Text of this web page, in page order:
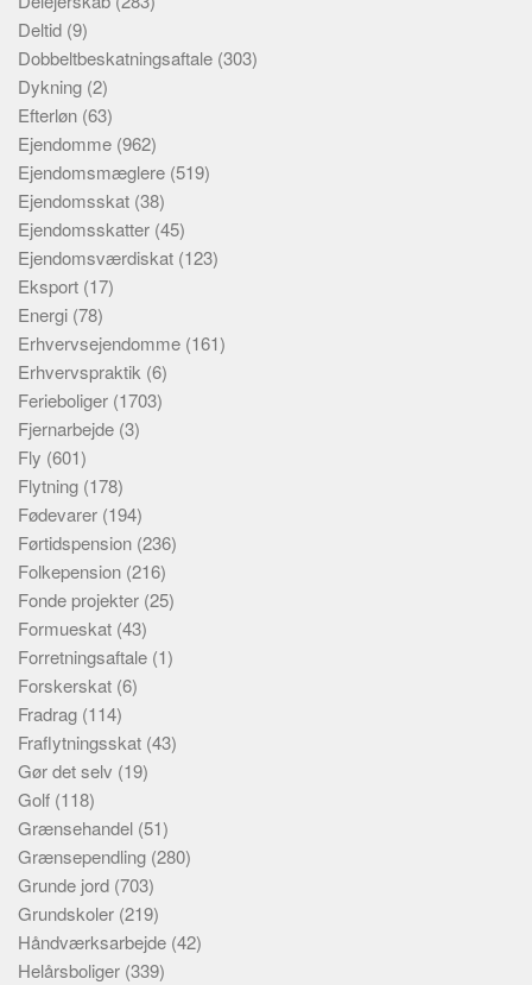
Deltid (9)
Dobbeltbeskatningsaftale (303)
Dykning (2)
Efterløn (63)
Ejendomme (962)
Ejendomsmæglere (519)
Ejendomsskat (38)
Ejendomsskatter (45)
Ejendomsværdiskat (123)
Eksport (17)
Energi (78)
Erhvervsejendomme (161)
Erhvervspraktik (6)
Ferieboliger (1703)
Fjernarbejde (3)
Fly (601)
Flytning (178)
Fødevarer (194)
Førtidspension (236)
Folkepension (216)
Fonde projekter (25)
Formueskat (43)
Forretningsaftale (1)
Forskerskat (6)
Fradrag (114)
Fraflytningsskat (43)
Gør det selv (19)
Golf (118)
Grænsehandel (51)
Grænsependling (280)
Grunde jord (703)
Grundskoler (219)
Håndværksarbejde (42)
Helårsboliger (339)